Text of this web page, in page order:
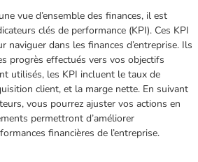
vue d’ensemble des finances, il est
clés de performance (KPI). Ces KPI
naviguer dans les finances d’entreprise. Ils
progrès effectués vers vos objectifs
utilisés, les KPI incluent le taux de
client, et la marge nette. En suivant
vous pourrez ajuster vos actions en
permettront d’améliorer
financières de l’entreprise.